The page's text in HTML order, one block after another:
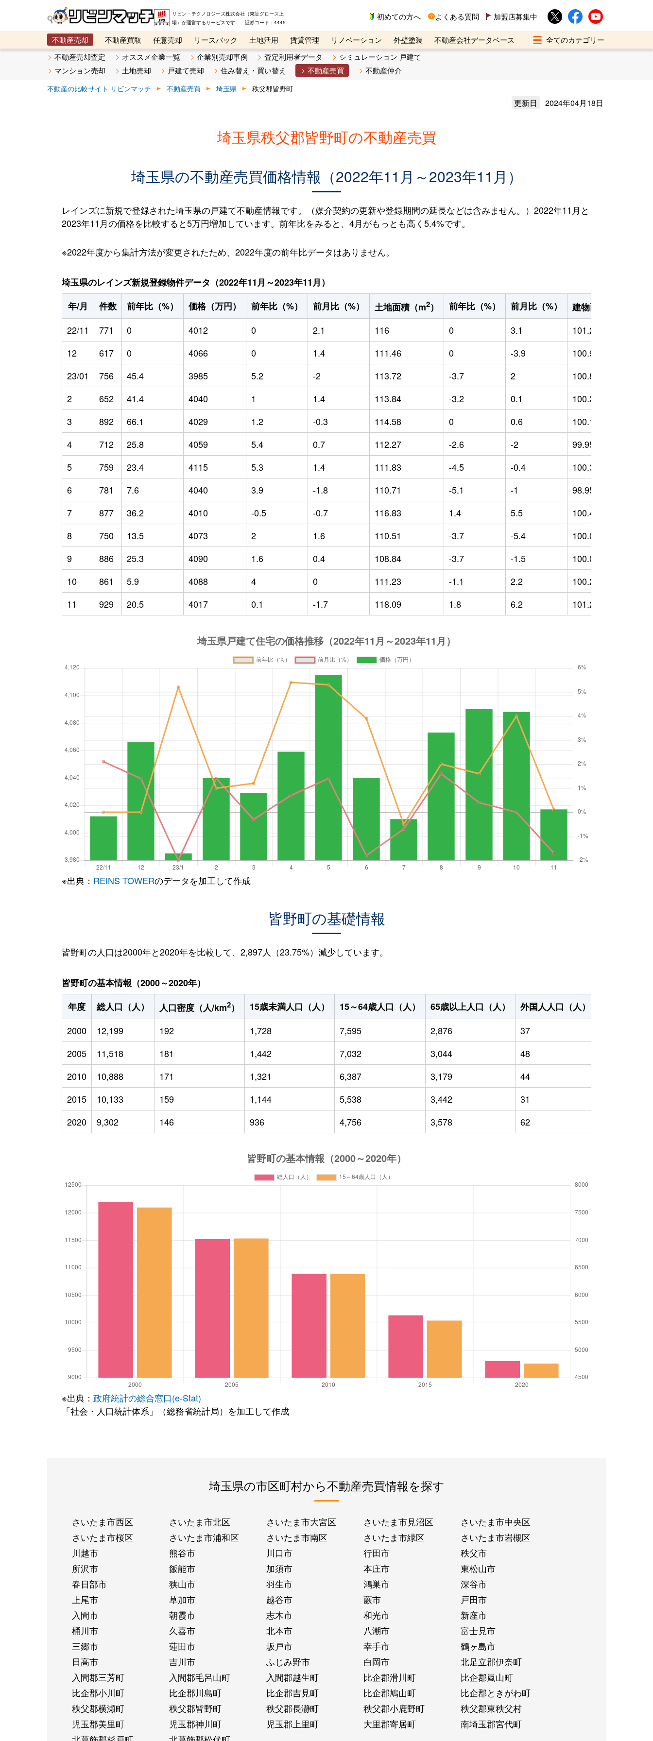
リビン・テクノロジーズ株式会社（東証グロース上
場）が運営するサービスです 証券コード：4445
初めての方へ よくある質問 加盟店募集中
不動産売却 不動産買取 任意売却 リースバック 土地活用 賃貸管理 リノベーション 外壁塗装
不動産会社データベース
メタ住宅展示場
ベスト不動産カンパニー オンライン講座 リビンマガジンBiz 不動産売却ご相談デスク
不動産売却査定 オススメ企業一覧 企業別売却事例 査定利用者データ
シミュレーション 戸建て
マンション売却
土地売却 戸建て売却 住み替え・買い替え 不動産売買 不動産仲介
不動産の比較サイト リビンマッチ 不動産売買 埼玉県 秩父郡皆野町
更新日 2024年04月18日
埼玉県秩父郡皆野町の不動産売買
埼玉県の不動産売買価格情報（2022年11月～2023年11月）
レインズに新規で登録された埼玉県の戸建て不動産情報です。（媒介契約の更新や登録期間の延長などは含みません。）2022年11月と
2023年11月の価格を比較すると5万円増加しています。前年比をみると、4月がもっとも高く5.4%です。
※2022年度から集計方法が変更されたため、2022年度の前年比データはありません。
埼玉県のレインズ新規登録物件データ（2022年11月～2023年11月）
年/月
件数 前年比（%） 価格（万円） 前年比（%） 前月比（%） 土地面積（m2） 前年比（%） 前月比（%） 建物面積（m
22/11
771 0 4012 0 2.1 116 0 3.1 101.28
12
617 0 4066 0 1.4 111.46 0 -3.9 100.93
23/01
756 45.4 3985 5.2 -2 113.72 -3.7 2 100.83
2
652 41.4 4040 1 1.4 113.84 -3.2 0.1 100.23
3
892 66.1 4029 1.2 -0.3 114.58 0 0.6 100.11
4
712 25.8 4059 5.4 0.7 112.27 -2.6 -2 99.95
5
759 23.4 4115 5.3 1.4 111.83 -4.5 -0.4 100.36
6
781 7.6 4040 3.9 -1.8 110.71 -5.1 -1 98.95
7
877 36.2 4010 -0.5 -0.7 116.83 1.4 5.5 100.4
8
750 13.5 4073 2 1.6 110.51 -3.7 -5.4 100.01
9
886 25.3 4090 1.6 0.4 108.84 -3.7 -1.5 100.07
10
861 5.9 4088 4 0 111.23 -1.1 2.2 100.24
11
929 20.5 4017 0.1 -1.7 118.09 1.8 6.2 101.29
※出典： REINS TOWERのデータを加工して作成
皆野町の基礎情報
皆野町の人口は2000年と2020年を比較して、2,897人（23.75%）減少しています。
皆野町の基本情報（2000～2020年）
年度
総人口（人） 人口密度（人/km2） 15歳未満人口（人） 15～64歳人口（人） 65歳以上人口（人） 外国人人口（人）
2000
12,199 192 1,728 7,595 2,876 37
2005
11,518 181 1,442 7,032 3,044 48
2010
10,888 171 1,321 6,387 3,179 44
2015
10,133 159 1,144 5,538 3,442 31
2020
9,302 146 936 4,756 3,578 62
※出典： 政府統計の総合窓口(e-Stat)
「社会・人口統計体系」（総務省統計局）を加工して作成
埼玉県の市区町村から不動産売買情報を探す
さいたま市西区 さいたま市北区 さいたま市大宮区 さいたま市見沼区
さいたま市中央区
さいたま市桜区
さいたま市浦和区 さいたま市南区 さいたま市緑区
さいたま市岩槻区
川越市
熊谷市 川口市 行田市
秩父市
所沢市
飯能市 加須市 本庄市
東松山市
春日部市
狭山市 羽生市 鴻巣市
深谷市
上尾市
草加市 越谷市 蕨市
戸田市
入間市
朝霞市 志木市 和光市
新座市
桶川市
久喜市 北本市 八潮市
富士見市
三郷市
蓮田市 坂戸市 幸手市
鶴ヶ島市
日高市
吉川市 ふじみ野市 白岡市
北足立郡伊奈町
入間郡三芳町
入間郡毛呂山町 入間郡越生町 比企郡滑川町
比企郡嵐山町
比企郡小川町
比企郡川島町 比企郡吉見町 比企郡鳩山町
比企郡ときがわ町
秩父郡横瀬町
秩父郡皆野町 秩父郡長瀞町 秩父郡小鹿野町
秩父郡東秩父村
児玉郡美里町
児玉郡神川町 児玉郡上里町 大里郡寄居町
南埼玉郡宮代町